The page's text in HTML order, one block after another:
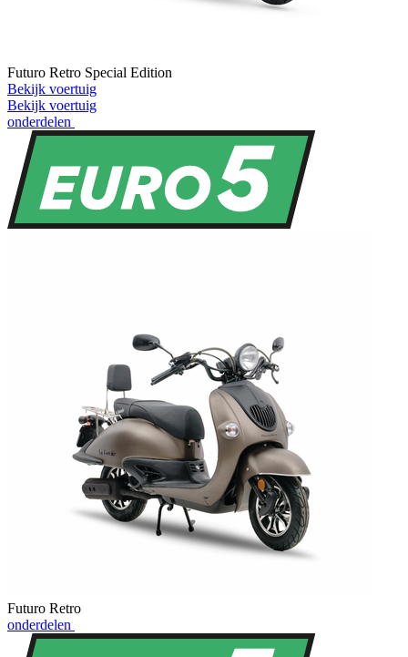
Futuro Retro Special Edition
Bekijk voertuig
Bekijk voertuig
onderdelen
Futuro Retro
onderdelen